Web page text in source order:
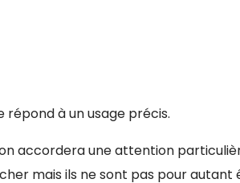
répond à un usage précis.
accordera une attention
mais ils ne sont pas pour autant